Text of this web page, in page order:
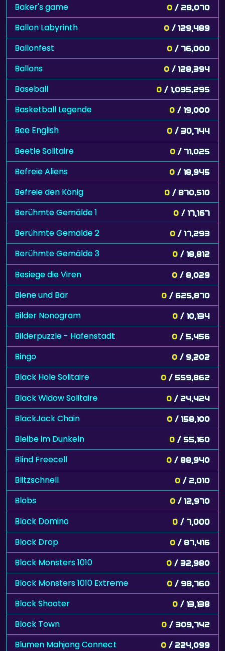
Baker's game 0 / 28,070
Ballon Labyrinth 0 / 129,489
Ballonfest 0 / 76,000
Ballons 0 / 128,394
Baseball 0 / 1,095,295
Basketball Legende 0 / 19,000
Bee English 0 / 30,744
Beetle Solitaire 0 / 71,025
Befreie Aliens 0 / 18,945
Befreie den König 0 / 870,510
Berühmte Gemälde 1 0 / 17,167
Berühmte Gemälde 2 0 / 17,293
Berühmte Gemälde 3 0 / 18,812
Besiege die Viren 0 / 8,029
Biene und Bär 0 / 625,870
Bilder Nonogram 0 / 10,134
Bilderpuzzle - Hafenstadt 0 / 5,456
Bingo 0 / 9,202
Black Hole Solitaire 0 / 559,862
Black Widow Solitaire 0 / 24,424
BlackJack Chain 0 / 158,100
Bleibe im Dunkeln 0 / 55,160
Blind Freecell 0 / 88,940
Blitzschnell 0 / 2,010
Blobs 0 / 12,970
Block Domino 0 / 7,000
Block Drop 0 / 87,416
Block Monsters 1010 0 / 32,980
Block Monsters 1010 Extreme 0 / 98,760
Block Shooter 0 / 13,138
Block Town 0 / 309,742
Blumen Mahjong Connect 0 / 224,099